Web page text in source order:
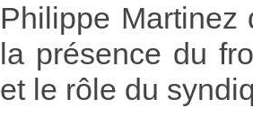
Philippe
la présence du
et le rôle du